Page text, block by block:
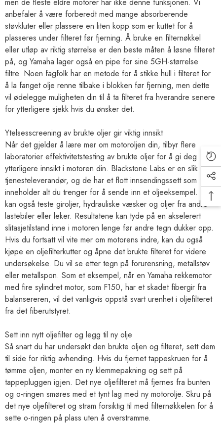
anbefaler å være forberedt med mange absorberende
støvkluter eller plassere en liten kopp som er kuttet for å
plasseres under filteret før fjerning. Å bruke en filternøkkel
eller utløp av riktig størrelse er den beste måten å løsne filteret
på, og Yamaha lager også en pipe for sine 5GH-størrelse
filtre. Noen fagfolk har en metode for å stikke hull i filteret for
å la fanget olje renne tilbake i blokken før fjerning, men dette
vil ødelegge muligheten din til å ta filteret fra hverandre senere
for ytterligere sjekk hvis du ønsker det.
Ytelsesscreening av brukte oljer gir viktig innsikt
Når det gjelder å lære mer om motoroljen din, tilbyr flere
laboratorier effektivitetstesting av brukte oljer for å gi deg
ytterligere innsikt i motoren din. Blackstone Labs er en slik
tjenesteleverandør, og de har et flott innsendingssett som
inneholder alt du trenger for å sende inn et oljeeksempel. De
kan også teste giroljer, hydrauliske væsker og oljer fra andre
lastebiler eller leker. Resultatene kan tyde på en akselerert
slitasjetilstand inne i motoren lenge før andre tegn dukker opp.
Hvis du fortsatt vil vite mer om motorens indre, kan du også
kjøpe en oljefilterkutter og åpne det brukte filteret for videre
undersøkelse. Du vil se etter tegn på forurensning, metallstøv
eller metallspon. Som et eksempel, når en Yamaha rekkemotor
med fire sylindret motor, som F150, har et skadet fibergir fra
balansereren, vil det vanligvis oppstå svart urenhet i oljefilteret
fra det fiberutstyret.
Sett inn nytt oljefilter og legg til ny olje
Så snart du har undersøkt den brukte oljen og filteret, sett dem
til side for riktig avhending. Hvis du fjernet tappeskruen for å
tømme oljen, monter en ny klemmepakning og sett på
tappepluggen igjen. Det nye oljefilteret må fjernes fra bunten
og o-ringen smøres med et tynt lag med ny motorolje. Skru på
det nye oljefilteret og stram forsiktig til med filternøkkelen for å
sette o-ringen på plass uten å overstramme.